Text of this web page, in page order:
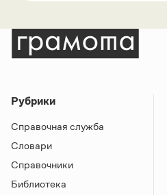
Рубрики
Справочная служба
Словари
Справочники
Библиотека